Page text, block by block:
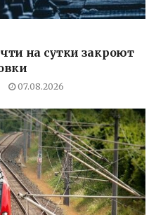
на сутки закроют
07.08.2026